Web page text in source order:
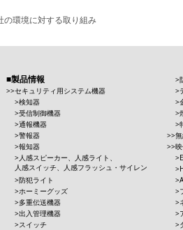
の環境に対する取り組み
製品情報
セキュリティ用システム機器
検知器
受信制御機器
通報機器
警報器
報知器
人感スピーカー、人感ライト、
人感スイッチ、人感フラッシュ・サイレン
防犯ライト
ホーミーグッズ
多重伝送機器
出入管理機器
スイッチ